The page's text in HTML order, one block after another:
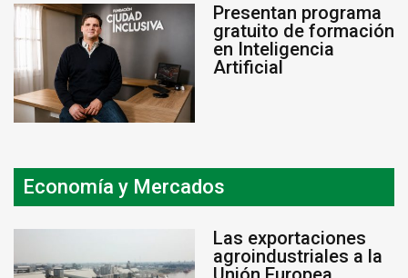
Presentan programa
gratuito de formación
en Inteligencia
Artificial
Economía y Mercados
Las exportaciones
agroindustriales a la